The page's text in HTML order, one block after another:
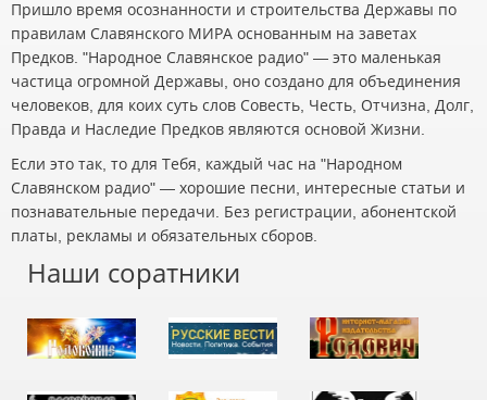
Пришло время осознанности и строительства Державы по
правилам Славянского МИРА основанным на заветах
Предков. "Народное Славянское радио" — это маленькая
частица огромной Державы, оно создано для объединения
человеков, для коих суть слов Совесть, Честь, Отчизна, Долг,
Правда и Наследие Предков являются основой Жизни.
Если это так, то для Тебя, каждый час на "Народном
Славянском радио" — хорошие песни, интересные статьи и
познавательные передачи. Без регистрации, абонентской
платы, рекламы и обязательных сборов.
Наши соратники